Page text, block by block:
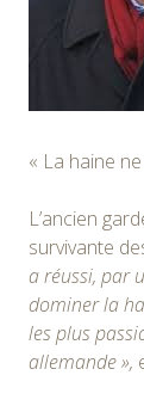
« La haine
L’ancien
survivante
a réussi, par
dominer la
les plus
allemande »,